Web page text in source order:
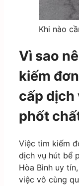
Khi nào
Vì sao
kiếm
cấp dịch
phốt
Việc tìm kiếm
dịch vụ hút bể
Hòa Bình uy
việc vô cùng